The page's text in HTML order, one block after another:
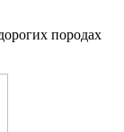
породах